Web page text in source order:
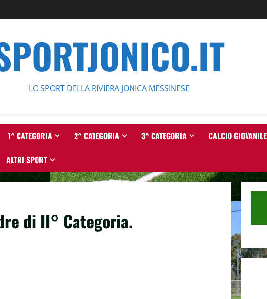
LO SPORT DELLA RIVIERA JONICA MESSINESE
1^ CATEGORIA 2^ CATEGORIA 3^ CATEGORIA CALCIO GIOVANILE
ALTRI SPORT
di II° Categoria.